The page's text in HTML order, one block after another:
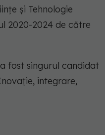
și Tehnologie
2020-2024 de către
fost singurul candidat
integrare,